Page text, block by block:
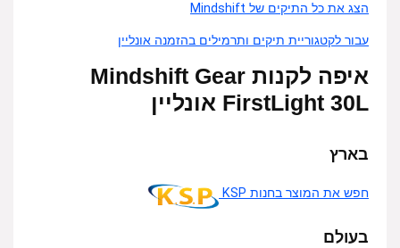
הצג את כל התיקים של Mindshift
עבור לקטגוריית תיקים ותרמילים בהזמנה אונליין
איפה לקנות Mindshift Gear
FirstLight 30L אונליין
בארץ
חפש את המוצר בחנות KSP
בעולם